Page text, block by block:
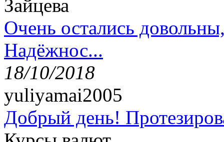
Зайцева
Очень остались
Надёжнос...
18/10/2018
yuliyamai2005
Добрый день!